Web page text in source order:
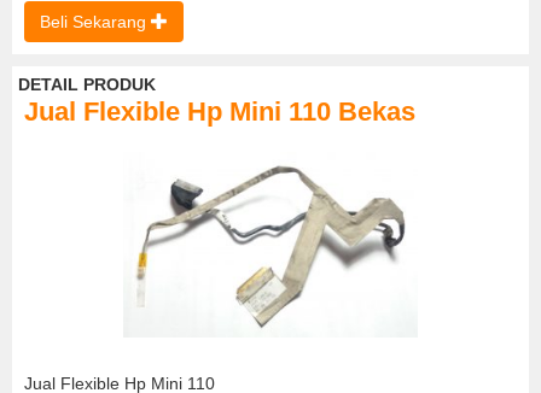
Beli Sekarang
DETAIL PRODUK
Jual Flexible Hp Mini 110 Bekas
Jual Flexible Hp Mini 110